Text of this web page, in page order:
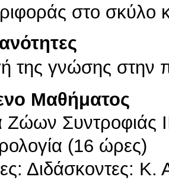
στο σκύλο
της γνώσης στην
Μαθήματος
Ζώων Συντροφιάς
(16 ώρες)
Διδάσκοντες: